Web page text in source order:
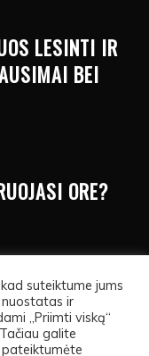
LESINTI IR
BEI
ORE?
suteiktume jums
ir
„Priimti viską“
galite
pateiktumėte